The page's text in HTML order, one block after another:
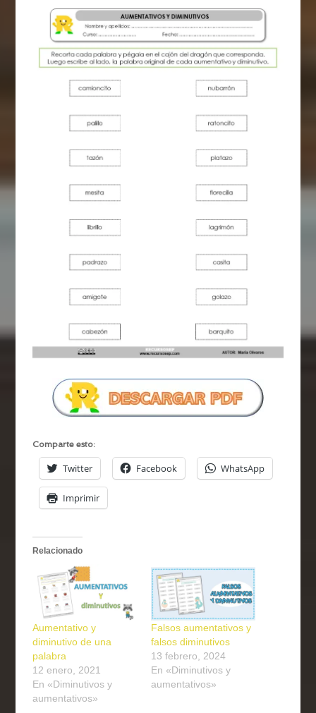
Comparte esto:
Twitter Facebook WhatsApp
Imprimir
Relacionado
Aumentativo y
diminutivo de una
palabra
12 enero, 2021
En «Diminutivos y
aumentativos»
Falsos aumentativos y
falsos diminutivos
13 febrero, 2024
En «Diminutivos y
aumentativos»